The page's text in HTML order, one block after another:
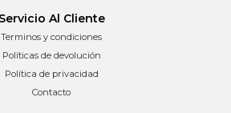
Servicio Al Cliente
Terminos y condiciones
Políticas de devolución
Política de privacidad
Contacto